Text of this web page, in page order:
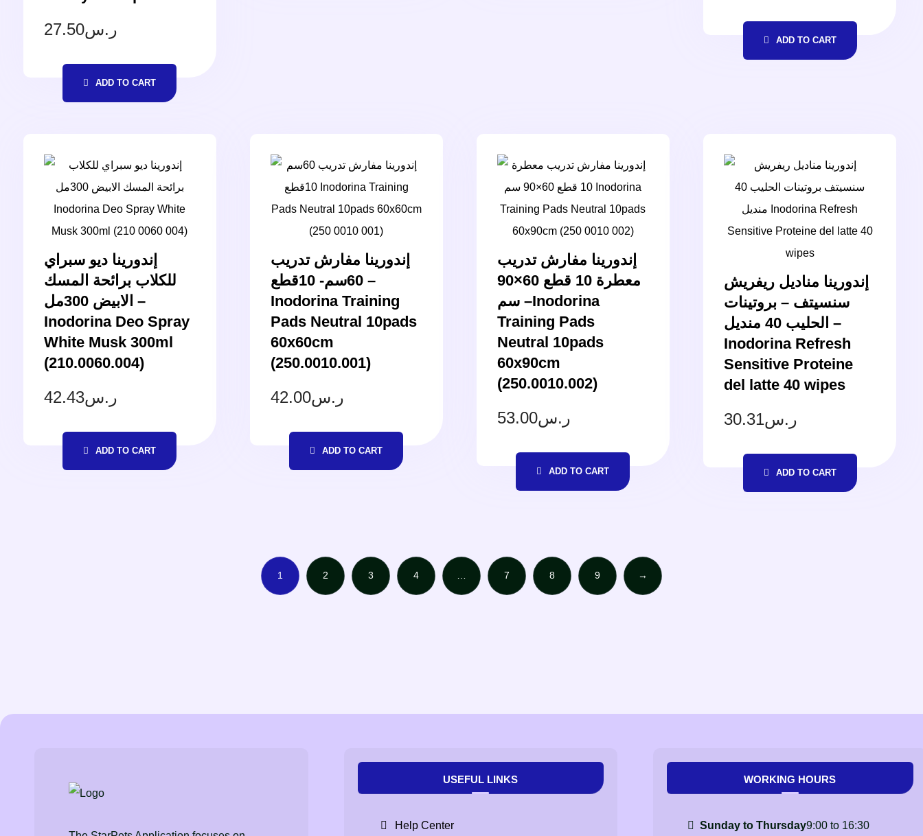
ر.س27.50
ADD TO CART
ADD TO CART
إندورينا ديو سبراي
للكلاب برائحة المسك
الابيض 300مل –
Inodorina Deo Spray
White Musk 300ml
(210.0060.004)
ر.س42.43
ADD TO CART
إندورينا مفارش تدريب
60سم- 10قطع –
Inodorina Training
Pads Neutral 10pads
60x60cm
(250.0010.001)
ر.س42.00
ADD TO CART
إندورينا مفارش تدريب
معطرة 10 قطع 60×90
سم –Inodorina
Training Pads
Neutral 10pads
60x90cm
(250.0010.002)
ر.س53.00
ADD TO CART
إندورينا مناديل ريفريش
سنسيتف – بروتينات
الحليب 40 منديل –
Inodorina Refresh
Sensitive Proteine
del latte 40 wipes
ر.س30.31
ADD TO CART
1 2 3 4 7 8 9 →
USEFUL LINKS
Help Center
WORKING HOURS
Sunday to Thursday9:00 to 16:30